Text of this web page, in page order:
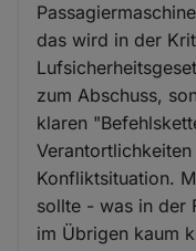
das wird in der
zum Abschuss,
klaren
Konfliktsituation.
sollte - was in der
im Übrigen kaum